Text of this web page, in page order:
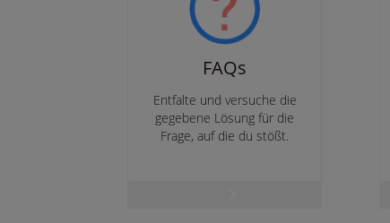
FAQs
Entfalte und versuche die
gegebene Lösung für die
Frage, auf die du stößt.